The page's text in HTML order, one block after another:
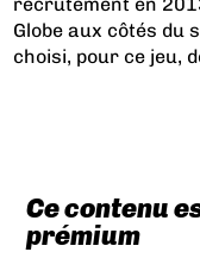
recrutement en
Globe aux côtés du
choisi, pour ce jeu,
Ce contenu
prémium